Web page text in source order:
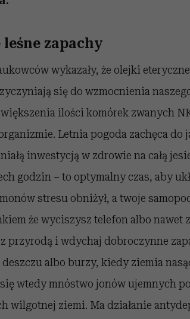
zapachy
wykazały, że olejki
się do wzmocnienia
ilości komórek zwanych
Letnia pogoda zachęca do
inwestycją w zdrowie na całą
godzin – to optymalny czas, aby
stresu obniżył, a twoje
że wyciszysz telefon albo nawet
przyrodą i wdychaj dobroczynne
albo burzy, kiedy ziemia
wtedy mnóstwo jonów ujemnych
wilgotnej ziemi. Ma działanie